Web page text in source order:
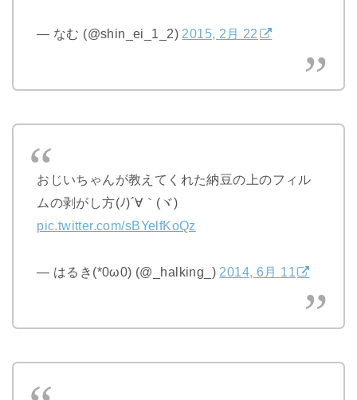
— なむ (@shin_ei_1_2) 2015, 2月 22
おじいちゃんが教えてくれた納豆の上のフィル
ムの剥がし方(ﾉ)´∀｀(ヾ)
pic.twitter.com/sBYelfKoQz
— はるき(*0ω0) (@_halking_) 2014, 6月 11